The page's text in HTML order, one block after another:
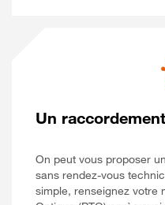
Un
On peut vous proposer
sans rendez-vous
simple, renseignez votre